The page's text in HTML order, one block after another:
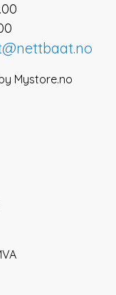
Mystore.no